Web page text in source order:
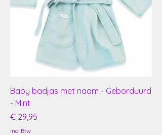
Baby badjas met naam - Geborduurd
- Mint
Prijs
€ 29,95
incl.Btw